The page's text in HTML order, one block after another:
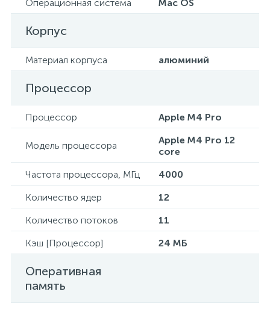
Операционная система Mac OS
Корпус
Материал корпуса алюминий
Процессор
Процессор Apple M4 Pro
Модель процессора
Apple M4 Pro 12
core
Частота процессора, МГц
4000
Количество ядер
12
Количество потоков
11
Кэш [Процессор]
24 МБ
Оперативная
память